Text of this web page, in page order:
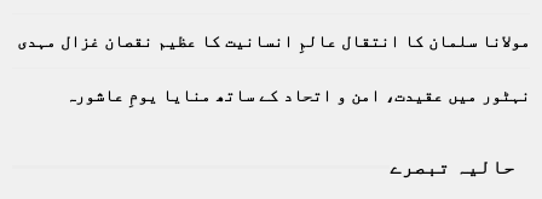
H
مولانا سلمان کا انتقال عالمِ انسانیت کا عظیم نقصان غزال مہدی
نہٹور میں عقیدت، امن و اتحاد کے ساتھ منایا یومِ عاشورہ
حالیہ تبصرے